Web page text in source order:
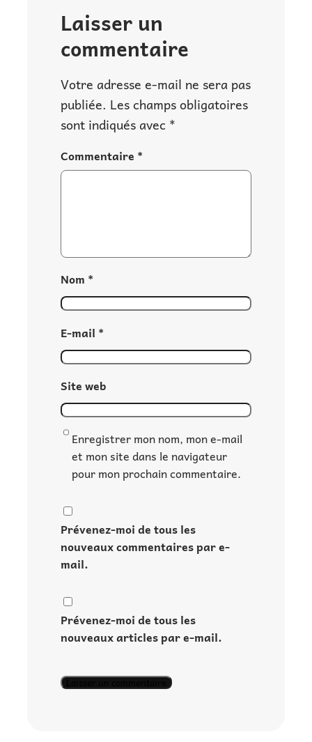
Laisser un
commentaire
Votre adresse e-mail ne sera pas
publiée. Les champs obligatoires
sont indiqués avec *
Commentaire *
Nom *
E-mail *
Site web
Enregistrer mon nom, mon e-mail
et mon site dans le navigateur
pour mon prochain commentaire.
Prévenez-moi de tous les
nouveaux commentaires par e-
mail.
Prévenez-moi de tous les
nouveaux articles par e-mail.